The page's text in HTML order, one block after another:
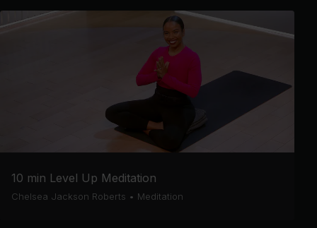
10 min Level Up Meditation
Chelsea Jackson Roberts • Meditation